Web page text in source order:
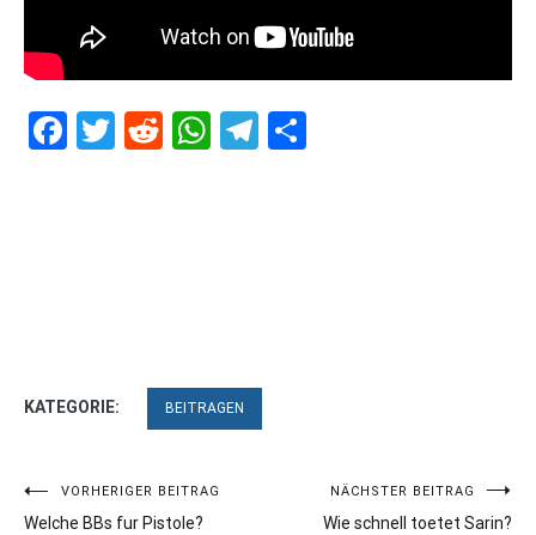
Facebook
Twitter
RedditWhatsApp
Telegram
KATEGORIE: BEITRAGEN
Beitragsnavigation
VORHERIGER BEITRAG
Welche BBs fur Pistole?
NÄCHSTER BEITRAG
Wie schnell toetet Sarin?